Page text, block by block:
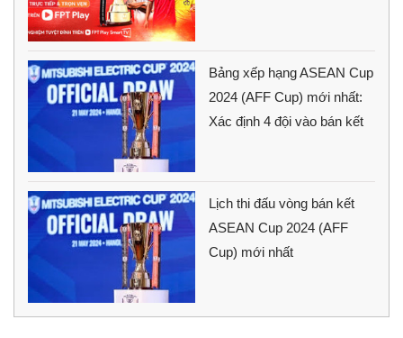
Bảng xếp hạng ASEAN Cup
2024 (AFF Cup) mới nhất:
Xác định 4 đội vào bán kết
Lịch thi đấu vòng bán kết
ASEAN Cup 2024 (AFF
Cup) mới nhất